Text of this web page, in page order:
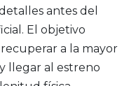
antes del
El objetivo
a la mayor
llegar al estreno